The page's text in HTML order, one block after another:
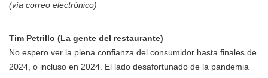
(vía correo electrónico)
Tim Petrillo (La gente del restaurante)
No espero ver la plena confianza del consumidor hasta finales de
2024, o incluso en 2024. El lado desafortunado de la pandemia